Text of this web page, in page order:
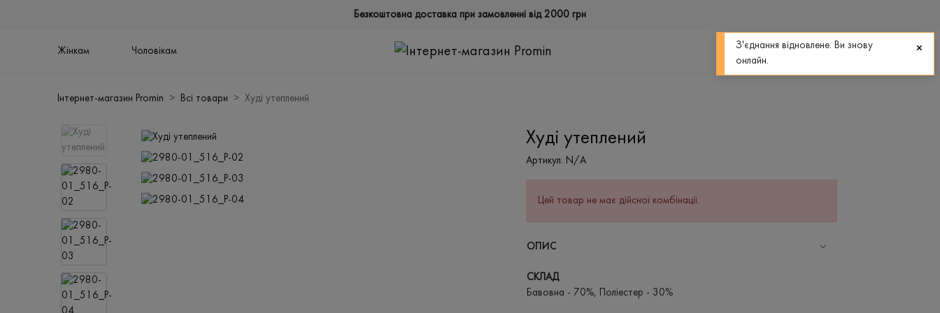
Безкоштовна доставка при замовленні від 2000 грн
Жінкам Чоловікам
0
Інтернет-магазин Promin Всі товари Худі утеплений
Худі утеплений
Артикул: N/A
Цей товар не має дійсної комбінації.
ОПИС
СКЛАД
Бавовна - 70%, Поліестер - 30%
З'єднання відновлене. Ви знову
онлайн.